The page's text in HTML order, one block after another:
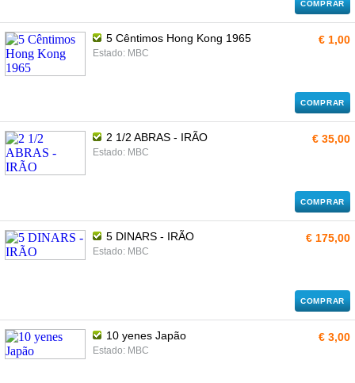
COMPRAR
5 Cêntimos Hong Kong 1965
Estado: MBC
€ 1,00
COMPRAR
2 1/2 ABRAS - IRÃO
Estado: MBC
€ 35,00
COMPRAR
5 DINARS - IRÃO
Estado: MBC
€ 175,00
COMPRAR
10 yenes Japão
Estado: MBC
€ 3,00